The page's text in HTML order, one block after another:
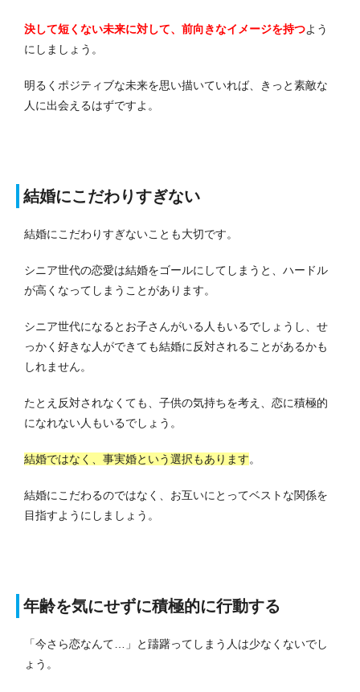
決して短くない未来に対して、前向きなイメージを持つよう
にしましょう。
明るくポジティブな未来を思い描いていれば、きっと素敵な
人に出会えるはずですよ。
結婚にこだわりすぎない
結婚にこだわりすぎないことも大切です。
シニア世代の恋愛は結婚をゴールにしてしまうと、ハードル
が高くなってしまうことがあります。
シニア世代になるとお子さんがいる人もいるでしょうし、せ
っかく好きな人ができても結婚に反対されることがあるかも
しれません。
たとえ反対されなくても、子供の気持ちを考え、恋に積極的
になれない人もいるでしょう。
結婚ではなく、事実婚という選択もあります。
結婚にこだわるのではなく、お互いにとってベストな関係を
目指すようにしましょう。
年齢を気にせずに積極的に行動する
「今さら恋なんて…」と躊躇ってしまう人は少なくないでし
ょう。